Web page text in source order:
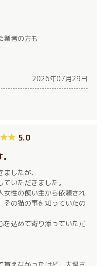
業者の方も
2026年07月29日
5.0
したが、
いただきました。
女性の飼い主から依頼され
その猫の事を知っていたの
を込めて寄り添っていただ